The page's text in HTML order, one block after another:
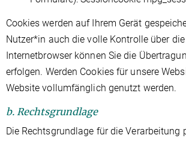
Cookies werden auf Ihrem Gerät
Nutzer*in auch die volle Kontrolle über
Internetbrowser können Sie die
erfolgen. Werden Cookies für unsere
Website vollumfänglich genutzt werden.
b. Rechtsgrundlage
Die Rechtsgrundlage für die